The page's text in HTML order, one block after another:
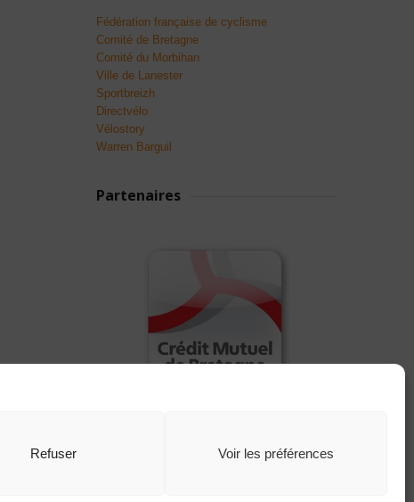
Refuser Voir les préférences
Fédération française de cyclisme
Comité de Bretagne
Comité du Morbihan
Ville de Lanester
Sportbreizh
Directvélo
Vélostory
Warren Barguil
Partenaires